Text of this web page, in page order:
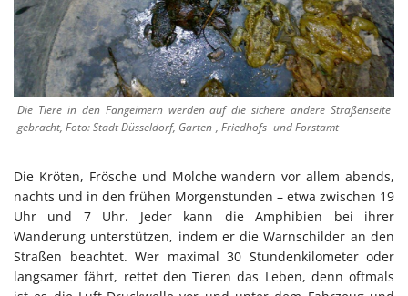
Die Tiere in den Fangeimern werden auf die sichere andere Straßenseite
gebracht, Foto: Stadt Düsseldorf, Garten-, Friedhofs- und Forstamt
Die Kröten, Frösche und Molche wandern vor allem abends,
nachts und in den frühen Morgenstunden – etwa zwischen 19
Uhr und 7 Uhr. Jeder kann die Amphibien bei ihrer
Wanderung unterstützen, indem er die Warnschilder an den
Straßen beachtet. Wer maximal 30 Stundenkilometer oder
langsamer fährt, rettet den Tieren das Leben, denn oftmals